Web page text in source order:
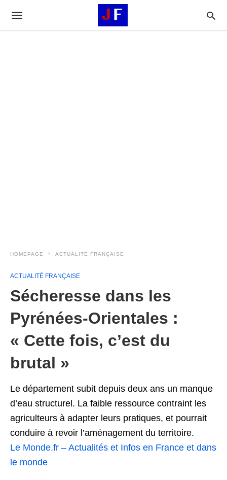
HOMEPAGE ACTUALITÉ FRANÇAISE
ACTUALITÉ FRANÇAISE
Sécheresse dans les
Pyrénées-Orientales :
« Cette fois, c’est du
brutal »
Le département subit depuis deux ans un manque
d’eau structurel. La faible ressource contraint les
agriculteurs à adapter leurs pratiques, et pourrait
conduire à revoir l’aménagement du territoire.
Le Monde.fr – Actualités et Infos en France et dans
le monde